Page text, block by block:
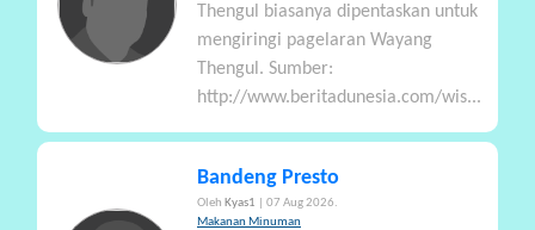
Thengul biasanya dipentaskan untuk
mengiringi pagelaran Wayang
Thengul. Sumber:
http://www.beritadunesia.com/wis...
Bandeng Presto
Oleh Kyas1
| 07 Aug 2026.
Makanan Minuman